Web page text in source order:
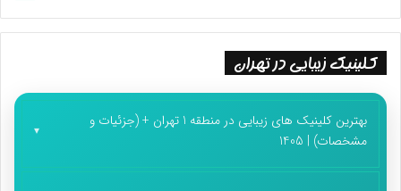
کلینیک زیبایی در تهران
بهترین کلینیک های زیبایی در منطقه 1 تهران + (جزئیات و
مشخصات) | 1405